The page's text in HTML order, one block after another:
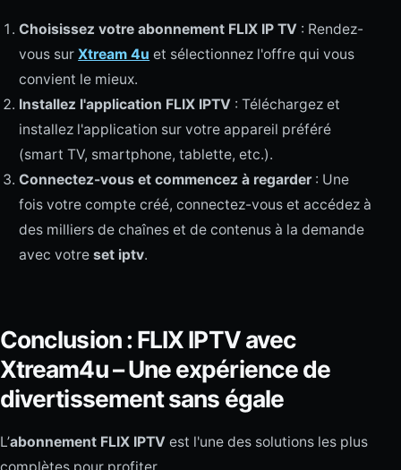
Choisissez votre abonnement FLIX IP TV : Rendez-
vous surXtream 4u et sélectionnez l'offre qui vous
convient le mieux.
Installez l'application FLIX IPTV : Téléchargez et
installez l'application sur votre appareil préféré
(smart TV, smartphone, tablette, etc.).
Connectez-vous et commencez à regarder : Une
fois votre compte créé, connectez-vous et accédez à
des milliers de chaînes et de contenus à la demande
avec votreset iptv.
Conclusion : FLIX IPTV avec
Xtream4u – Une expérience de
divertissement sans égale
L’abonnement FLIX IPTV est l'une des solutions les plus